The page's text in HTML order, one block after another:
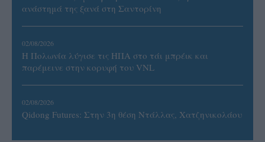
ανάστημά της ξανά στη Σαντορίνη
02/08/2026
Η Πολωνία λύγισε τις ΗΠΑ στο τάι μπρέικ και
παρέμεινε στην κορυφή του VNL
02/08/2026
Qidong Futures: Στην 3η θέση Ντάλλας, Χατζηνικολάου